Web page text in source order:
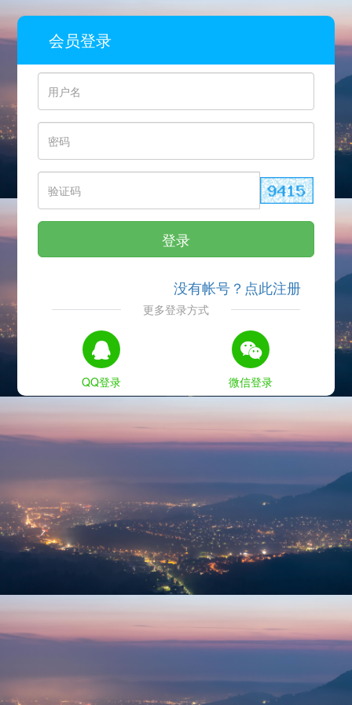
会员登录
登录
没有帐号？点此注册
更多登录方式
QQ登录 微信登录